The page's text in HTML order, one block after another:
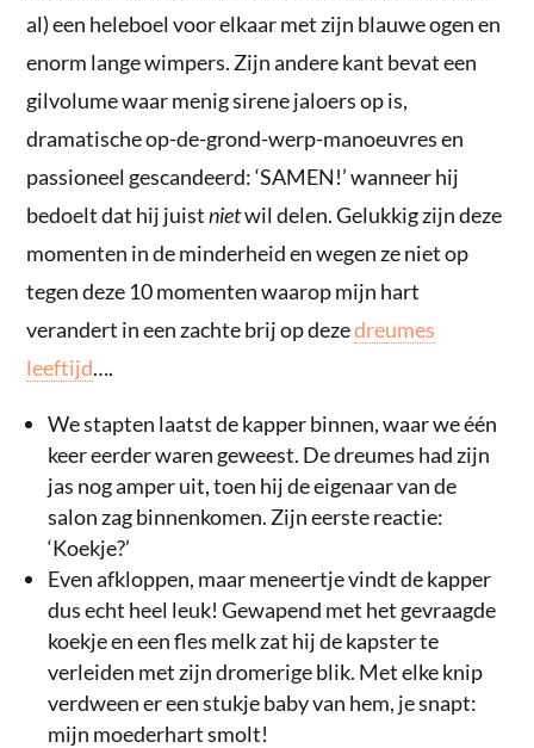
al) een heleboel voor elkaar met zijn blauwe ogen en
enorm lange wimpers. Zijn andere kant bevat een
gilvolume waar menig sirene jaloers op is,
dramatische op-de-grond-werp-manoeuvres en
passioneel gescandeerd: ‘SAMEN!’ wanneer hij
bedoelt dat hij juistnietwil delen. Gelukkig zijn deze
momenten in de minderheid en wegen ze niet op
tegen deze 10 momenten waarop mijn hart
verandert in een zachte brij op dezedreumes
leeftijd….
We stapten laatst de kapper binnen, waar we één
keer eerder waren geweest. De dreumes had zijn
jas nog amper uit, toen hij de eigenaar van de
salon zag binnenkomen. Zijn eerste reactie:
‘Koekje?’
Even afkloppen, maar meneertje vindt de kapper
dus echt heel leuk! Gewapend met het gevraagde
koekje en een fles melk zat hij de kapster te
verleiden met zijn dromerige blik. Met elke knip
verdween er een stukje baby van hem, je snapt:
mijn moederhart smolt!